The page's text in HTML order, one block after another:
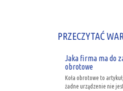
PRZECZYTAĆ
Jaka firma ma do
obrotowe
Koła obrotowe to
żadne urządzenie nie